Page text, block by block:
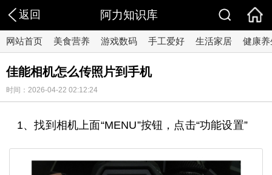
返回 阿力知识库
网站首页 美食营养 游戏数码 手工爱好 生活家居 健康养
佳能相机怎么传照片到手机
时间：2026-04-22 02:12:24
1、找到相机上面“MENU”按钮，点击“功能设置”